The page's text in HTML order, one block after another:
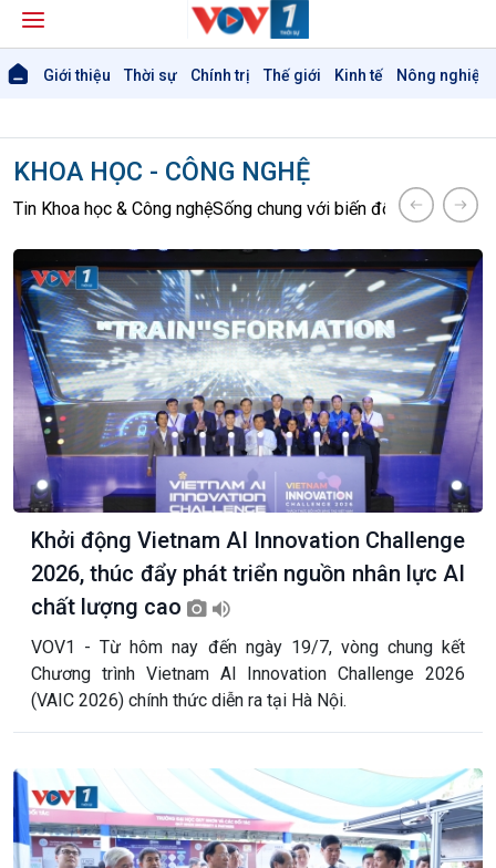
Giới thiệu Thời sự Chính trị Thế giới Kinh tế Nông nghiệp
KHOA HỌC - CÔNG NGHỆ
Tin Khoa học & Công nghệSống chung với biến đổi khí hậu Kết
Khởi động Vietnam AI Innovation Challenge
2026, thúc đẩy phát triển nguồn nhân lực AI
chất lượng cao
VOV1 - Từ hôm nay đến ngày 19/7, vòng chung kết
Chương trình Vietnam AI Innovation Challenge 2026
(VAIC 2026) chính thức diễn ra tại Hà Nội.